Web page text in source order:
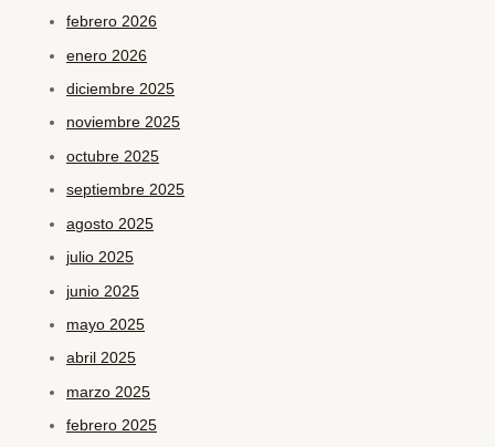
febrero 2026
enero 2026
diciembre 2025
noviembre 2025
octubre 2025
septiembre 2025
agosto 2025
julio 2025
junio 2025
mayo 2025
abril 2025
marzo 2025
febrero 2025